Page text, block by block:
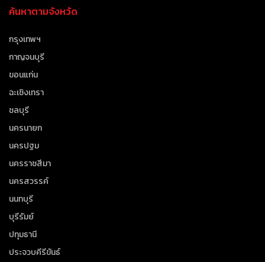
ค้นหาตามจังหวัด
กรุงเทพฯ
กาญจนบุรี
ขอนแก่น
ฉะเชิงเทรา
ชลบุรี
นครนายก
นครปฐม
นครราชสีมา
นครสวรรค์
นนทบุรี
บุรีรัมย์
ปทุมธานี
ประจวบคีรีขันธ์